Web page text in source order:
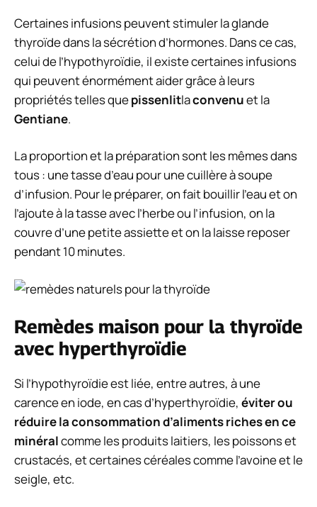
Certaines infusions peuvent stimuler la glande
thyroïde dans la sécrétion d’hormones. Dans ce cas,
celui de l’hypothyroïdie, il existe certaines infusions
qui peuvent énormément aider grâce à leurs
propriétés telles quepissenlitlaconvenuet la
Gentiane.
La proportion et la préparation sont les mêmes dans
tous : une tasse d’eau pour une cuillère à soupe
d’infusion. Pour le préparer, on fait bouillir l’eau et on
l’ajoute à la tasse avec l’herbe ou l’infusion, on la
couvre d’une petite assiette et on la laisse reposer
pendant 10 minutes.
Remèdes maison pour la thyroïde
avec hyperthyroïdie
Si l’hypothyroïdie est liée, entre autres, à une
carence en iode, en cas d’hyperthyroïdie, éviter ou
réduire la consommation d’aliments riches en ce
minéralcomme les produits laitiers, les poissons et
crustacés, et certaines céréales comme l’avoine et le
seigle, etc.